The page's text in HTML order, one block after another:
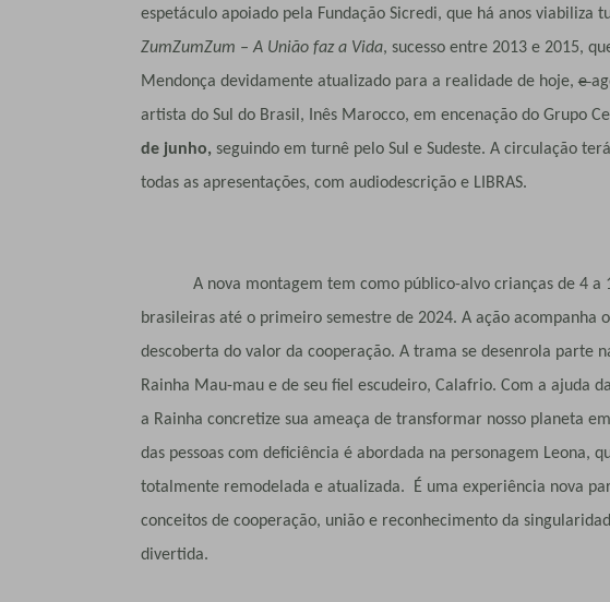
espetáculo apoiado pela Fundação Sicredi, que há anos viabiliza
ZumZumZum – A União faz a Vida, sucesso entre 2013 e 2015,
Mendonça devidamente atualizado para a realidade de hoje,e
artista do Sul do Brasil, Inês Marocco, em encenação do Grupo
de junho, seguindo em turnê pelo Sul e Sudeste. A circulação
todas as apresentações, com audiodescrição e LIBRAS.
A nova montagem tem como público-alvo crianças de 4 a
brasileiras até o primeiro semestre de 2024. A ação acompanha
descoberta do valor da cooperação. A trama se desenrola parte
Rainha Mau-mau e de seu fiel escudeiro, Calafrio. Com a ajuda
a Rainha concretize sua ameaça de transformar nosso planeta
das pessoas com deficiência é abordada na personagem Leona,
totalmente remodelada e atualizada. É uma experiência nova
conceitos de cooperação, união e reconhecimento da
divertida.